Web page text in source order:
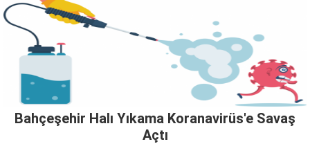
Bahçeşehir Halı Yıkama Koranavirüs'e Savaş
Açtı